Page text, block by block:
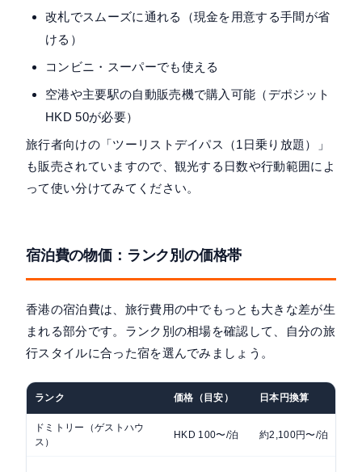
改札でスムーズに通れる（現金を用意する手間が省
ける）
コンビニ・スーパーでも使える
空港や主要駅の自動販売機で購入可能（デポジット
HKD 50が必要）
旅行者向けの「ツーリストデイパス（1日乗り放題）」
も販売されていますので、観光する日数や行動範囲によ
って使い分けてみてください。
宿泊費の物価：ランク別の価格帯
香港の宿泊費は、旅行費用の中でもっとも大きな差が生
まれる部分です。ランク別の相場を確認して、自分の旅
行スタイルに合った宿を選んでみましょう。
ランク 価格（目安） 日本円換算
ドミトリー（ゲストハウ
ス）
HKD 100〜/泊 約2,100円〜/泊